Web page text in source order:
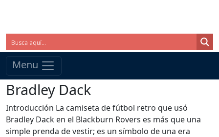
Menu
Bradley Dack
Introducción La camiseta de fútbol retro que usó
Bradley Dack en el Blackburn Rovers es más que una
simple prenda de vestir; es un símbolo de una era